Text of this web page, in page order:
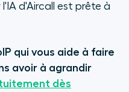
d'Aircall est prête à
qui vous aide à faire
avoir à agrandir
dès